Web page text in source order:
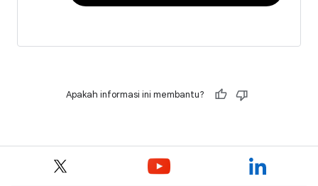
Apakah informasi ini membantu?